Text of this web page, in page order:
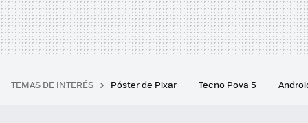
TEMAS DE INTERÉS Póster de Pixar Tecno Pova 5